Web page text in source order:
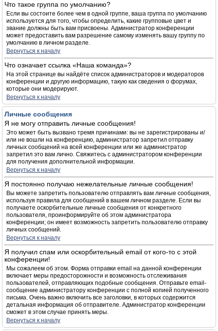
Что такое группа по умолчанию?
Если вы состоите более чем в одной группе, ваша группа по умолчанию
используется для того, чтобы определить, какие групповые цвет и
звание должны быть вам присвоены. Администратор конференции
может предоставить вам разрешение самому изменять вашу группу по
умолчанию в личном разделе.
Вернуться к началу
Что означает ссылка «Наша команда»?
На этой странице вы найдёте список администраторов и модераторов
конференции и другую информацию, такую как сведения о форумах,
которые они модерируют.
Вернуться к началу
Личные сообщения
Я не могу отправить личные сообщения!
Это может быть вызвано тремя причинами: вы не зарегистрированы и/
или не вошли на конференцию, администратор запретил отправку
личных сообщений на всей конференции или же администратор
запретил это вам лично. Свяжитесь с администратором конференции
для получения дополнительной информации.
Вернуться к началу
Я постоянно получаю нежелательные личные сообщения!
Вы можете запретить пользователю отправлять вам личные сообщения,
используя правила для сообщений в вашем личном разделе. Если вы
получаете оскорбительные личные сообщения от конкретного
пользователя, проинформируйте об этом администратора
конференции; он имеет возможность запретить пользователю отправку
личных сообщений.
Вернуться к началу
Я получил спам или оскорбительный email от кого-то с этой
конференции!
Мы сожалеем об этом. Форма отправки email на данной конференции
включает меры предосторожности и возможность отслеживания
пользователей, отправляющих подобные сообщения. Отправьте email-
сообщение администратору конференции с полной копией полученного
письма. Очень важно включить все заголовки, в которых содержится
детальная информация об отправителе. Администратор конференции
сможет в этом случае принять меры.
Вернуться к началу